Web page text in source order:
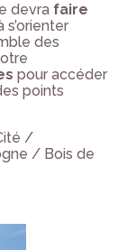
devra faire
des
pour accéder
points
/
/ Bois de